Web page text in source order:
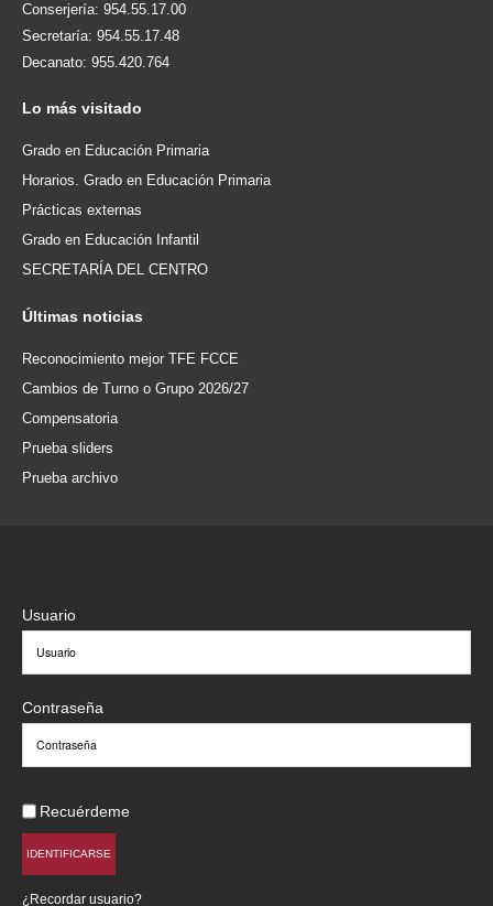
Conserjería: 954.55.17.00
Secretaría: 954.55.17.48
Decanato: 955.420.764
Lo más visitado
Grado en Educación Primaria
Horarios. Grado en Educación Primaria
Prácticas externas
Grado en Educación Infantil
SECRETARÍA DEL CENTRO
Últimas noticias
Reconocimiento mejor TFE FCCE
Cambios de Turno o Grupo 2026/27
Compensatoria
Prueba sliders
Prueba archivo
Usuario
Contraseña
Recuérdeme
IDENTIFICARSE
¿Recordar usuario?